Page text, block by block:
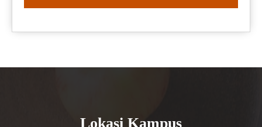
Lokasi Kampus